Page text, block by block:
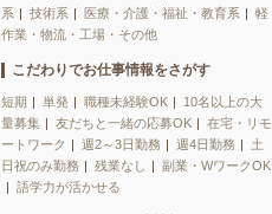
系
技術系 医療・介護・福祉・教育系
軽
作業・物流・工場・その他
こだわりでお仕事情報をさがす
短期 単発 職種未経験OK
10名以上の大
量募集
友だちと一緒の応募OK
在宅・リモ
ートワーク
週2～3日勤務 週4日勤務
土
日祝のみ勤務
残業なし
副業・WワークOK
語学力が活かせる